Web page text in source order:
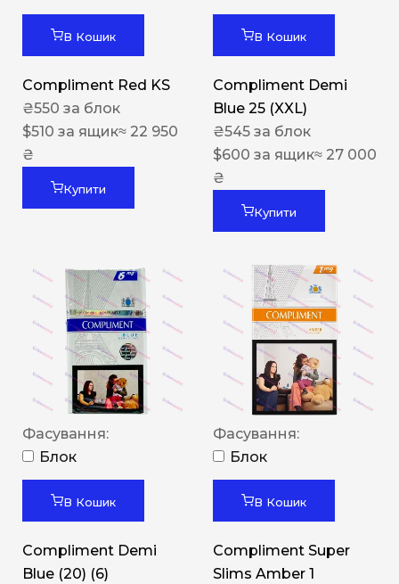
В Кошик
Compliment Red KS
₴550 за блок
$510 за ящик≈ 22 950
₴
Купити
В Кошик
Compliment Demi
Blue 25 (XXL)
₴545 за блок
$600 за ящик≈ 27 000
₴
Купити
Фасування:
Блок
В Кошик
Compliment Demi
Blue (20) (6)
Фасування:
Блок
В Кошик
Compliment Super
Slims Amber 1